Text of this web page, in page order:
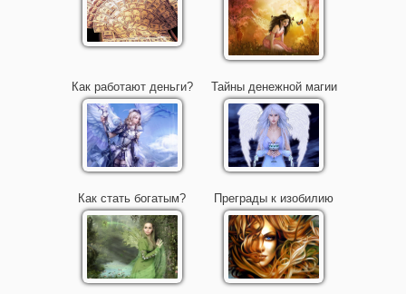
Как работают деньги? Тайны денежной магии
Как стать богатым? Преграды к изобилию